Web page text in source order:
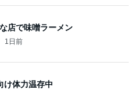
店で味噌ラーメン
1日前
け体力温存中